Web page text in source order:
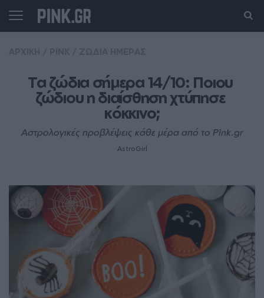
Τα ζώδια σήμερα 14/10: Ποιου
ζώδιου η διαίσθηση χτύπησε
κόκκινο;
Αστρολογικές προβλέψεις κάθε μέρα από το Pink.gr
AstroGirl